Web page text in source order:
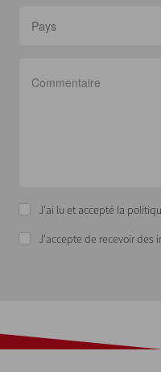
Pays
J'ai lu et accepté la
J'accepte de recevoir des